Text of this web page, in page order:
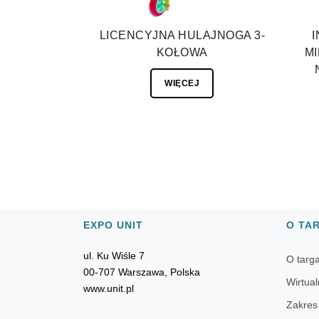
LICENCYJNA HULAJNOGA 3-
KOŁOWA
WIĘCEJ
EXPO UNIT
ul. Ku Wiśle 7
00-707 Warszawa, Polska
www.unit.pl
O
O